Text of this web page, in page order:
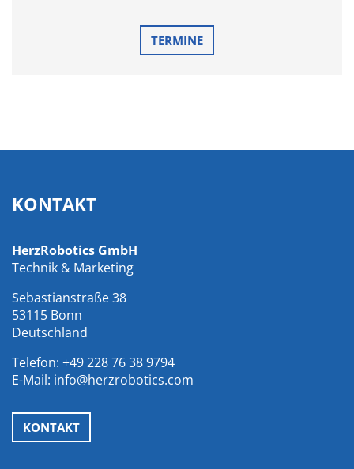
TERMINE
KONTAKT
HerzRobotics GmbH
Technik & Marketing
Sebastianstraße 38
53115 Bonn
Deutschland
Telefon: +49 228 76 38 9794
E-Mail: info@herzrobotics.com
KONTAKT